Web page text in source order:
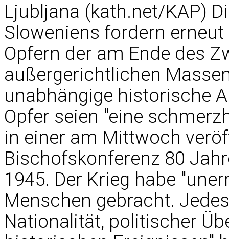
Ljubljana (kath.net/KAP)
Sloweniens fordern
Opfern der am Ende des
außergerichtlichen
unabhängige historische
Opfer seien "eine
in einer am Mittwoch
Bischofskonferenz 80
1945. Der Krieg habe
Menschen gebracht.
Nationalität, politischer